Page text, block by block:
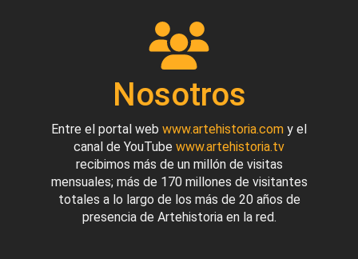
Nosotros
Entre el portal web www.artehistoria.com y el
canal de YouTube www.artehistoria.tv
recibimos más de un millón de visitas
mensuales; más de 170 millones de visitantes
totales a lo largo de los más de 20 años de
presencia de Artehistoria en la red.